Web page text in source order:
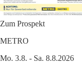
Zum Prospekt
METRO
Mo. 3.8. - Sa. 8.8.2026